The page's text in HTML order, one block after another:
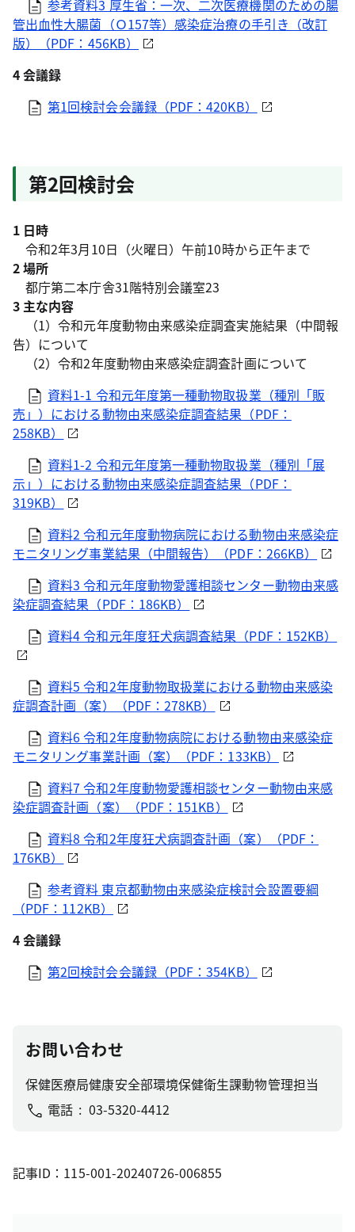
参考資料3 厚生省：一次、二次医療機関のための腸
管出血性大腸菌（Ｏ157等）感染症治療の手引き（改訂
版）（PDF：456KB）
4 会議録
第1回検討会会議録（PDF：420KB）
第2回検討会
1 日時
令和2年3月10日（火曜日）午前10時から正午まで
2 場所
都庁第二本庁舎31階特別会議室23
3 主な内容
（1）令和元年度動物由来感染症調査実施結果（中間報
告）について
（2）令和2年度動物由来感染症調査計画について
資料1-1 令和元年度第一種動物取扱業（種別「販
売」）における動物由来感染症調査結果（PDF：
258KB）
資料1-2 令和元年度第一種動物取扱業（種別「展
示」）における動物由来感染症調査結果（PDF：
319KB）
資料2 令和元年度動物病院における動物由来感染症
モニタリング事業結果（中間報告）（PDF：266KB）
資料3 令和元年度動物愛護相談センター動物由来感
染症調査結果（PDF：186KB）
資料4 令和元年度狂犬病調査結果（PDF：152KB）
資料5 令和2年度動物取扱業における動物由来感染
症調査計画（案）（PDF：278KB）
資料6 令和2年度動物病院における動物由来感染症
モニタリング事業計画（案）（PDF：133KB）
資料7 令和2年度動物愛護相談センター動物由来感
染症調査計画（案）（PDF：151KB）
資料8 令和2年度狂犬病調査計画（案）（PDF：
176KB）
参考資料 東京都動物由来感染症検討会設置要綱
（PDF：112KB）
4 会議録
第2回検討会会議録（PDF：354KB）
お問い合わせ
保健医療局健康安全部環境保健衛生課動物管理担当
電話
03-5320-4412
記事ID：115-001-20240726-006855